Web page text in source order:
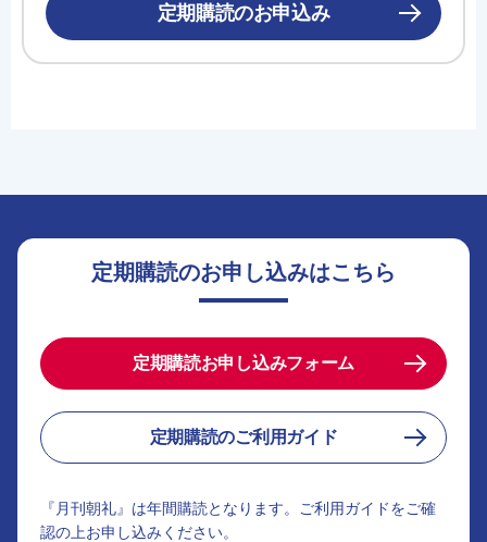
定期購読のお申込み
定期購読のお申し込みはこちら
定期購読お申し込みフォーム
定期購読のご利用ガイド
『月刊朝礼』は年間購読となります。ご利用ガイドをご確
認の上お申し込みください。